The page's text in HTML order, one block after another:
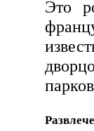
Это